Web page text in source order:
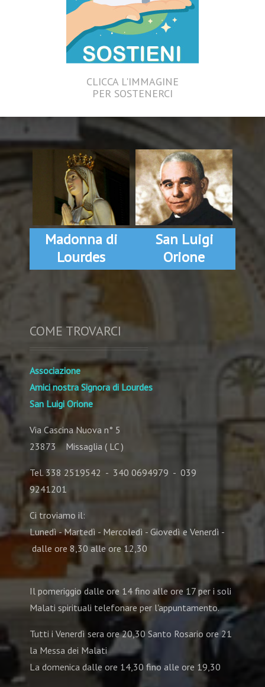
CLICCA L'IMMAGINE
PER SOSTENERCI
Madonna di
Lourdes
San Luigi
Orione
COME TROVARCI
Associazione
Amici nostra Signora di Lourdes
San Luigi Orione
Via Cascina Nuova n° 5
23873 Missaglia ( LC )
Tel. 338 2519542 - 340 0694979 - 039
9241201
Ci troviamo il:
Lunedì - Martedì - Mercoledì - Giovedì e Venerdì -
dalle ore 8,30 alle ore 12,30
Il pomeriggio dalle ore 14 fino alle ore 17 per i soli
Malati spirituali telefonare per l'appuntamento.
Tutti i Venerdì sera ore 20,30 Santo Rosario ore 21
la Messa dei Malati
La domenica dalle ore 14,30 fino alle ore 19,30